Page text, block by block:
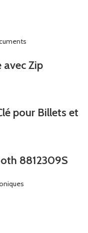
Zip
pour Billets et
8812309S